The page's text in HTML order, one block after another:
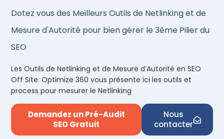
Dotez vous des Meilleurs Outils de Netlinking et de
Mesure d'Autorité pour bien gérer le 3ème Pilier du
SEO
Les Outils de Netlinking et de Mesure d’Autorité en SEO
Off Site. Optimize 360 vous présente ici les outils et
process pour mesurer le Netlinking
Demandez un Pré-Audit
SEO Gratuit
Nous
contacter